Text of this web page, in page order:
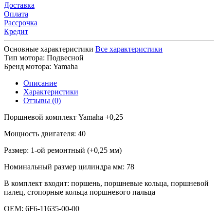
Доставка
Оплата
Рассрочка
Кредит
Основные характеристики Все характеристики
Тип мотора: Подвесной
Бренд мотора: Yamaha
Описание
Характеристики
Отзывы (0)
Поршневой комплект Yamaha +0,25
Мощность двигателя: 40
Размер: 1-ой ремонтный (+0,25 мм)
Номинальный размер цилиндра мм: 78
В комплект входит: поршень, поршневые кольца, поршневой
палец, стопорные кольца поршневого пальца
OEM: 6F6-11635-00-00